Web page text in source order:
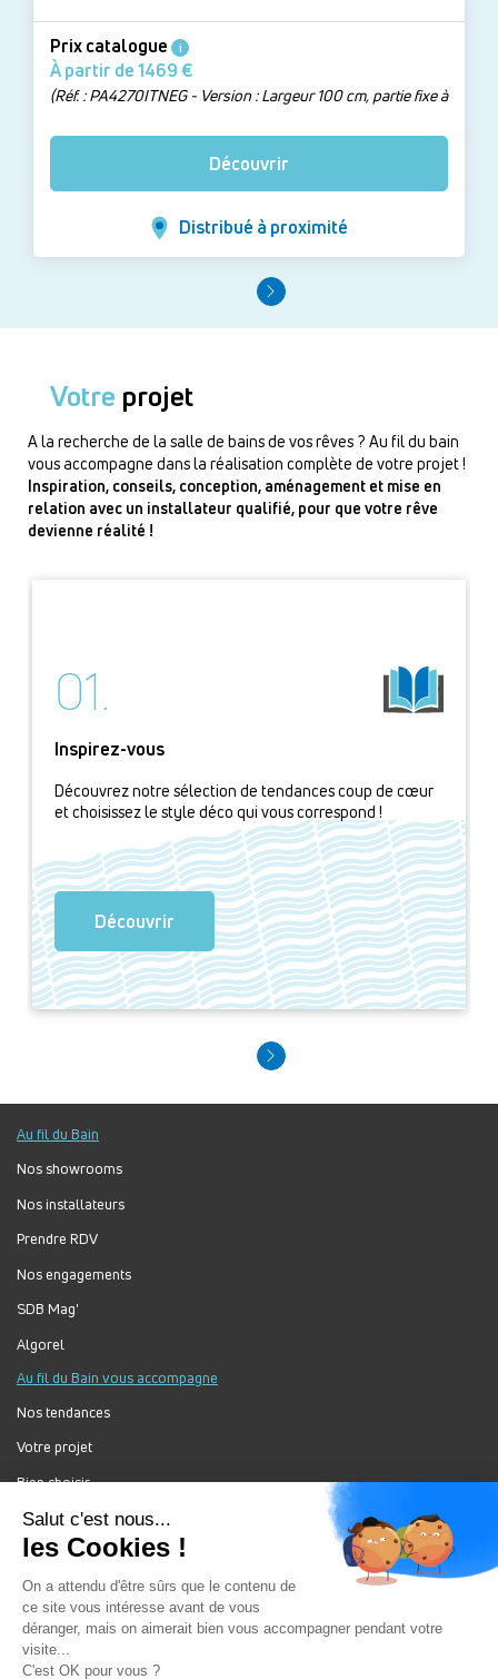
Prix catalogue i
À partir de 1469 €
(Réf. : PA4270ITNEG - Version : Largeur 100 cm, partie fixe à
Découvrir
Distribué à proximité
Votre projet
A la recherche de la salle de bains de vos rêves ? Au fil du bain
vous accompagne dans la réalisation complète de votre projet !
Inspiration, conseils, conception, aménagement et mise en
relation avec un installateur qualifié, pour que votre rêve
devienne réalité !
01.
Inspirez-vous
Découvrez notre sélection de tendances coup de cœur
et choisissez le style déco qui vous correspond !
Découvrir
Au fil du Bain
Nos showrooms
Nos installateurs
Prendre RDV
Nos engagements
SDB Mag'
Algorel
Au fil du Bain vous accompagne
Nos tendances
Votre projet
Bien choisir
Forum Au Fil du Bain
Nos produits